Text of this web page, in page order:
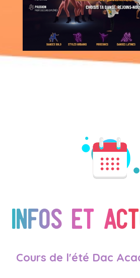
Infos et
Cours de l'été Dac